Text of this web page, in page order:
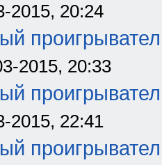
2015, 20:24
2015, 20:33
2015, 22:41